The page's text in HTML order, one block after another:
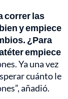
correr las
y empiece
¿Para
empiece
Ya una vez
cuánto le
añadió.